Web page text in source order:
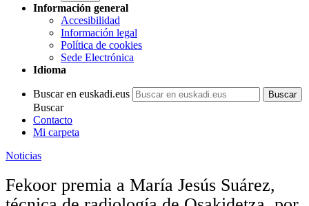
Información general
Accesibilidad
Información legal
Política de cookies
Sede Electrónica
Idioma
Buscar en euskadi.eus
Buscar
Contacto
Mi carpeta
Noticias
Fekoor premia a María Jesús Suárez,